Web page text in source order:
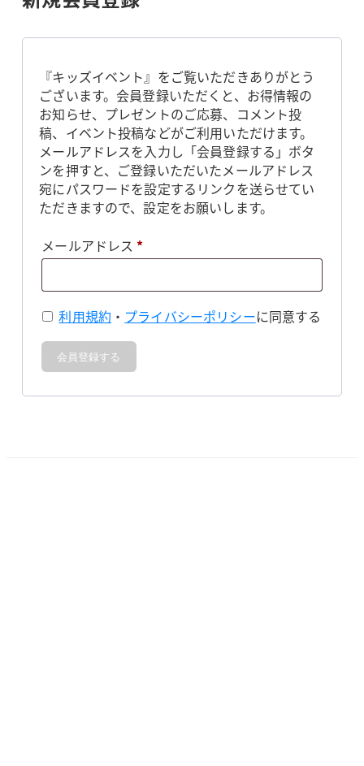
『キッズイベント』をご覧いただきありがとう
ございます。会員登録いただくと、お得情報の
お知らせ、プレゼントのご応募、コメント投
稿、イベント投稿などがご利用いただけます。
メールアドレスを入力し「会員登録する」ボタ
ンを押すと、ご登録いただいたメールアドレス
宛にパスワードを設定するリンクを送らせてい
ただきますので、設定をお願いします。
メールアドレス *必
利用規約 ・ プライバシーポリシーに同意する
会員登録する